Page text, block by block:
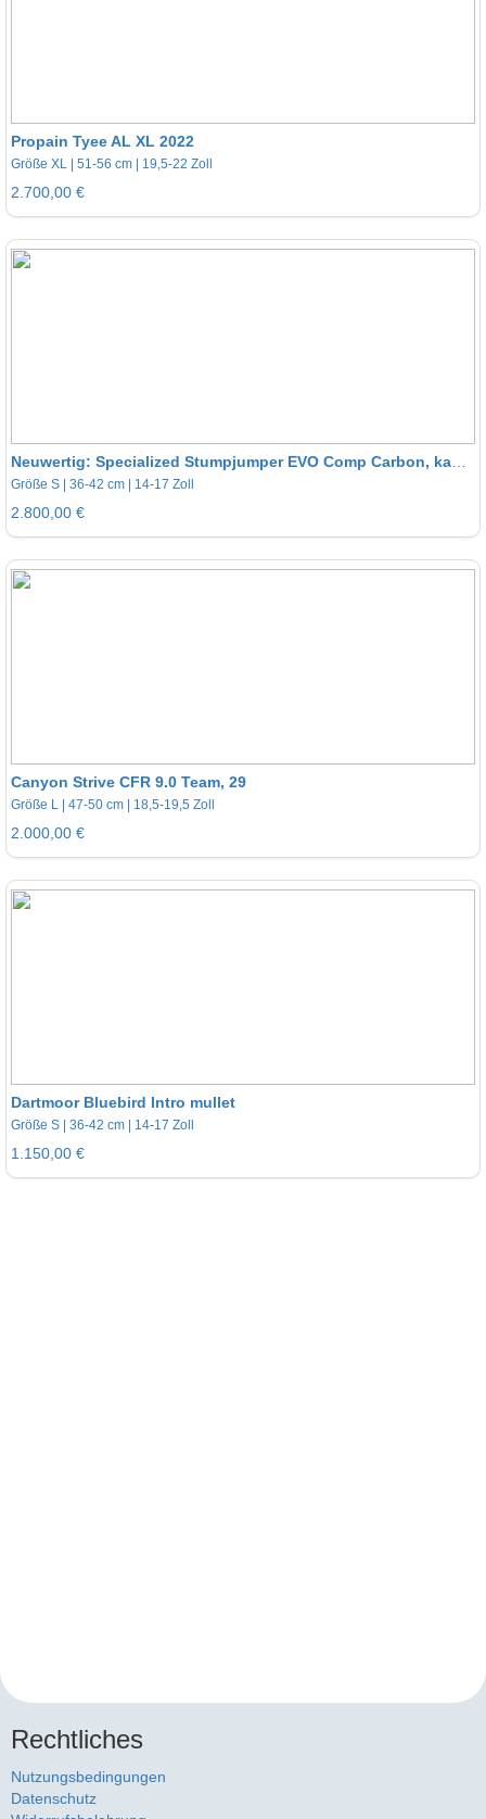
Propain Tyee AL XL 2022
Größe XL | 51-56 cm | 19,5-22 Zoll
2.700,00 €
Neuwertig: Specialized Stumpjumper EVO Comp Carbon, kaum gefahren
Größe S | 36-42 cm | 14-17 Zoll
2.800,00 €
Canyon Strive CFR 9.0 Team, 29
Größe L | 47-50 cm | 18,5-19,5 Zoll
2.000,00 €
Dartmoor Bluebird Intro mullet
Größe S | 36-42 cm | 14-17 Zoll
1.150,00 €
Rechtliches
Nutzungsbedingungen
Datenschutz